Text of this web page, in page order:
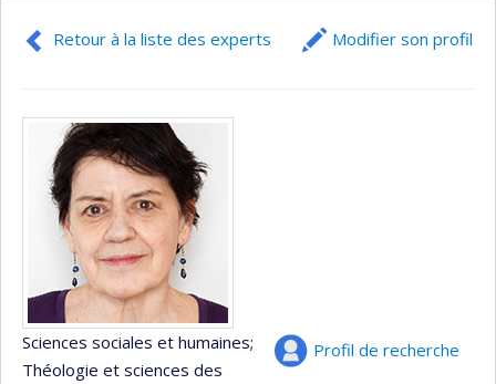
Retour à la liste des experts Modifier son profil
Profil de recherche
Sciences sociales et humaines;
Théologie et sciences des